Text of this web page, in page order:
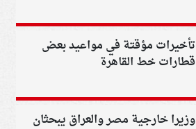
تأخيرات مؤقتة في مواعيد بعض
قطارات خط القاهرة
وزيرا خارجية مصر والعراق يبحثان